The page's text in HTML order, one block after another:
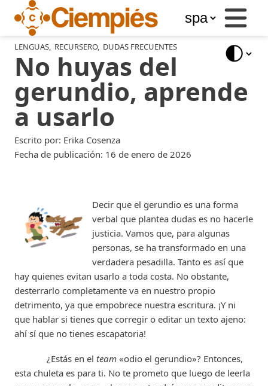
Services
Libros
Ciempiés
Blog
LENGUAS, RECURSERO, DUDAS FRECUENTES
No huyas del
gerundio, aprende
a usarlo
Escrito por: Erika Cosenza
Fecha de publicación: 16 de enero de 2026
Decir que el gerundio es una forma
verbal que plantea dudas es no hacerle
justicia. Vamos que, para algunas
personas, se ha transformado en una
verdadera pesadilla. Tanto es así que
hay quienes evitan usarlo a toda costa. No obstante,
desterrarlo completamente va en nuestro propio
detrimento, ya que empobrece nuestra escritura. ¡Y ni
que hablar si tienes que corregir o editar un texto ajeno:
ahí sí que no tienes escapatoria!
¿Estás en el team «odio el gerundio»? Entonces,
esta chuleta es para ti. No te prometo que luego de leerla